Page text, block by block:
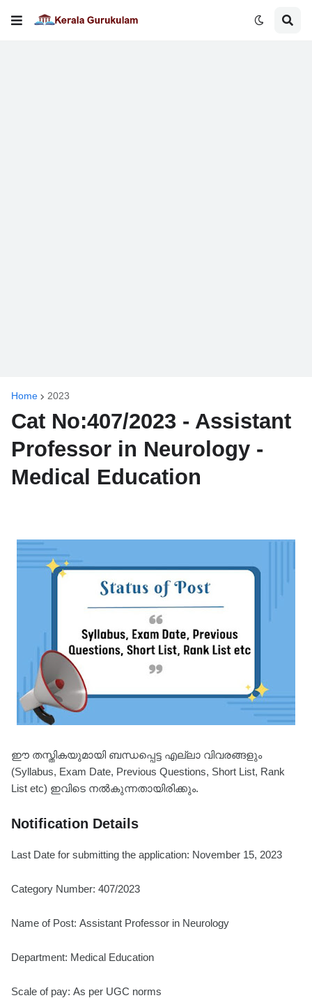
Home 2023
Cat No:407/2023 - Assistant
Professor in Neurology -
Medical Education
ഈ തസ്തികയുമായി ബന്ധപ്പെട്ട എല്ലാ വിവരങ്ങളും
(Syllabus, Exam Date, Previous Questions, Short List, Rank
List etc) ഇവിടെ നൽകുന്നതായിരിക്കും.
Notification Details
Last Date for submitting the application: November 15, 2023
Category Number: 407/2023
Name of Post: Assistant Professor in Neurology
Department: Medical Education
Scale of pay: As per UGC norms